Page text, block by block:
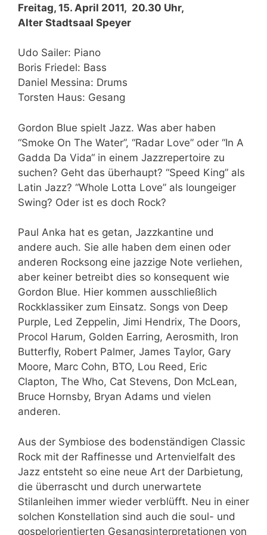
Freitag, 15. April 2011, 20.30 Uhr,
Alter Stadtsaal Speyer
Udo Sailer: Piano
Boris Friedel: Bass
Daniel Messina: Drums
Torsten Haus: Gesang
Gordon Blue spielt Jazz. Was aber haben
“Smoke On The Water”, “Radar Love” oder “In A
Gadda Da Vida“ in einem Jazzrepertoire zu
suchen? Geht das überhaupt? “Speed King” als
Latin Jazz? “Whole Lotta Love” als loungeiger
Swing? Oder ist es doch Rock?
Paul Anka hat es getan, Jazzkantine und
andere auch. Sie alle haben dem einen oder
anderen Rocksong eine jazzige Note verliehen,
aber keiner betreibt dies so konsequent wie
Gordon Blue. Hier kommen ausschließlich
Rockklassiker zum Einsatz. Songs von Deep
Purple, Led Zeppelin, Jimi Hendrix, The Doors,
Procol Harum, Golden Earring, Aerosmith, Iron
Butterfly, Robert Palmer, James Taylor, Gary
Moore, Marc Cohn, BTO, Lou Reed, Eric
Clapton, The Who, Cat Stevens, Don McLean,
Bruce Hornsby, Bryan Adams und vielen
anderen.
Aus der Symbiose des bodenständigen Classic
Rock mit der Raffinesse und Artenvielfalt des
Jazz entsteht so eine neue Art der Darbietung,
die überrascht und durch unerwartete
Stilanleihen immer wieder verblüfft. Neu in einer
solchen Konstellation sind auch die soul- und
gospelorientierten Gesangsinterpretationen von